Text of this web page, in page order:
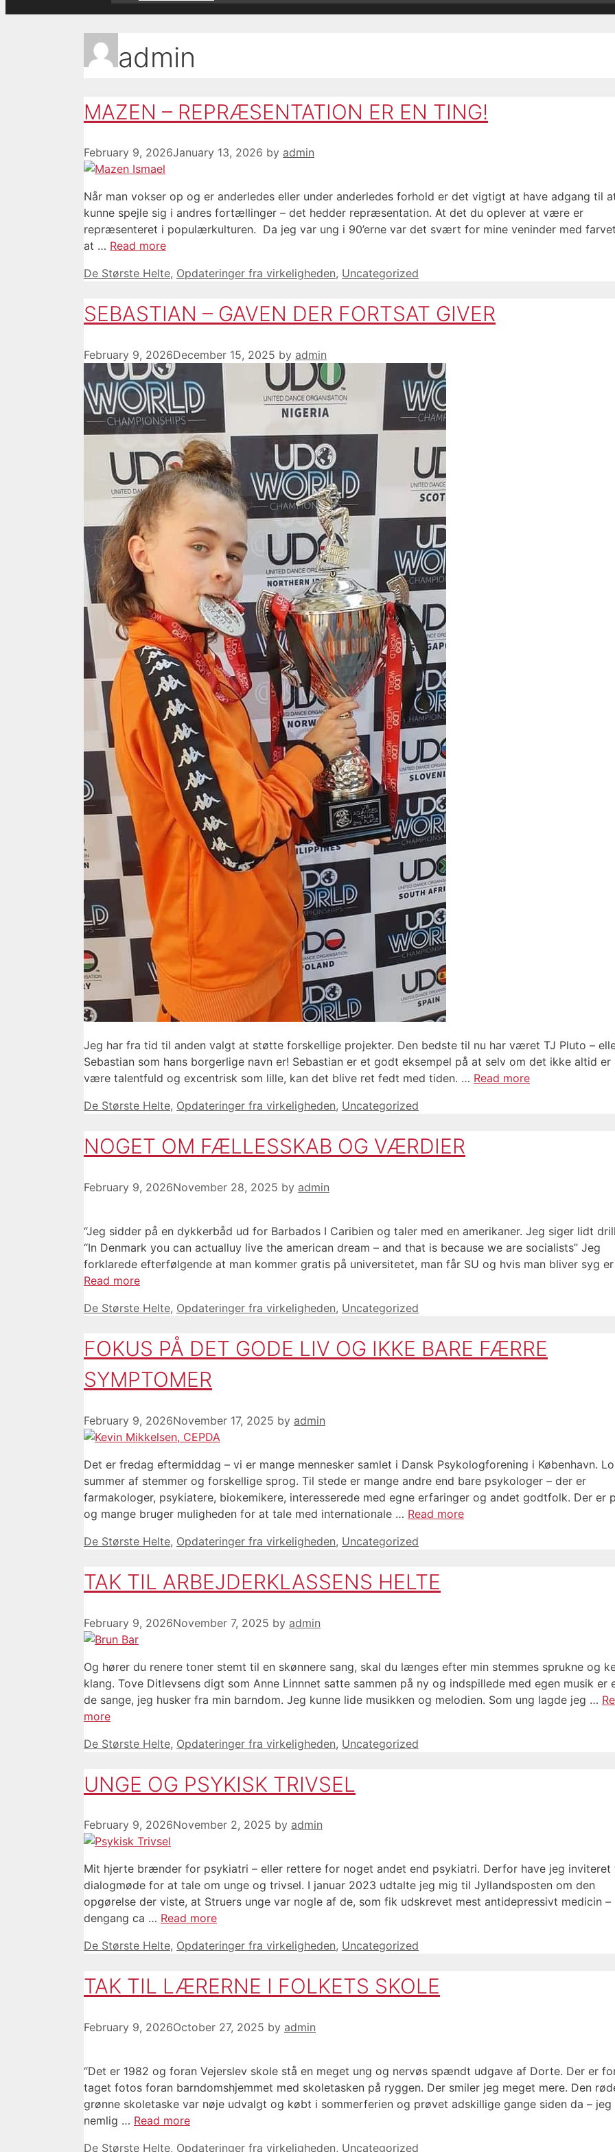
admin
MAZEN – REPRÆSENTATION ER EN TING!
February 9, 2026January 13, 2026 by admin
Når man vokser op og er anderledes eller under anderledes forhold er det vigtigt at have adgang til
kunne spejle sig i andres fortællinger – det hedder repræsentation. At det du oplever at være er
repræsenteret i populærkulturen. Da jeg var ung i 90’erne var det svært for mine veninder med
at … Read more
Categories
De Største Helte, Opdateringer fra virkeligheden, Uncategorized
SEBASTIAN – GAVEN DER FORTSAT GIVER
February 9, 2026December 15, 2025 by admin
Jeg har fra tid til anden valgt at støtte forskellige projekter. Den bedste til nu har været TJ Pluto –
Sebastian som hans borgerlige navn er! Sebastian er et godt eksempel på at selv om det ikke altid er
være talentfuld og excentrisk som lille, kan det blive ret fedt med tiden. … Read more
Categories
De Største Helte, Opdateringer fra virkeligheden, Uncategorized
NOGET OM FÆLLESSKAB OG VÆRDIER
February 9, 2026November 28, 2025 by admin
“Jeg sidder på en dykkerbåd ud for Barbados I Caribien og taler med en amerikaner. Jeg siger lidt
“In Denmark you can actualluy live the american dream – and that is because we are socialists” Jeg
forklarede efterfølgende at man kommer gratis på universitetet, man får SU og hvis man bliver syg
Read more
Categories
De Største Helte, Opdateringer fra virkeligheden, Uncategorized
FOKUS PÅ DET GODE LIV OG IKKE BARE FÆRRE
SYMPTOMER
February 9, 2026November 17, 2025 by admin
Det er fredag eftermiddag – vi er mange mennesker samlet i Dansk Psykologforening i København.
summer af stemmer og forskellige sprog. Til stede er mange andre end bare psykologer – der er
farmakologer, psykiatere, biokemikere, interesserede med egne erfaringer og andet godtfolk. Der er
og mange bruger muligheden for at tale med internationale … Read more
Categories
De Største Helte, Opdateringer fra virkeligheden, Uncategorized
TAK TIL ARBEJDERKLASSENS HELTE
February 9, 2026November 7, 2025 by admin
Og hører du renere toner stemt til en skønnere sang, skal du længes efter min stemmes sprukne og
klang. Tove Ditlevsens digt som Anne Linnnet satte sammen på ny og indspillede med egen musik er
de sange, jeg husker fra min barndom. Jeg kunne lide musikken og melodien. Som ung lagde jeg …
more
Categories
De Største Helte, Opdateringer fra virkeligheden, Uncategorized
UNGE OG PSYKISK TRIVSEL
February 9, 2026November 2, 2025 by admin
Mit hjerte brænder for psykiatri – eller rettere for noget andet end psykiatri. Derfor have jeg inviteret
dialogmøde for at tale om unge og trivsel. I januar 2023 udtalte jeg mig til Jyllandsposten om den
opgørelse der viste, at Struers unge var nogle af de, som fik udskrevet mest antidepressivt medicin –
dengang ca … Read more
Categories
De Største Helte, Opdateringer fra virkeligheden, Uncategorized
TAK TIL LÆRERNE I FOLKETS SKOLE
February 9, 2026October 27, 2025 by admin
“Det er 1982 og foran Vejerslev skole stå en meget ung og nervøs spændt udgave af Dorte. Der er
taget fotos foran barndomshjemmet med skoletasken på ryggen. Der smiler jeg meget mere. Den
grønne skoletaske var nøje udvalgt og købt i sommerferien og prøvet adskillige gange siden da – jeg
nemlig … Read more
Categories
De Største Helte, Opdateringer fra virkeligheden, Uncategorized